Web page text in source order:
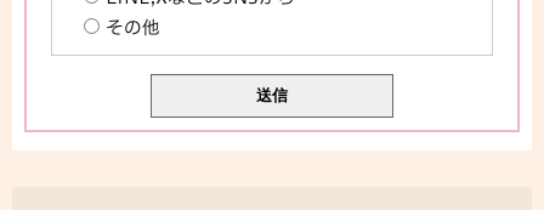
その他